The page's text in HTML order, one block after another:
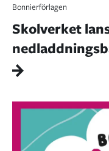
Bonnierförlagen
Skolverket